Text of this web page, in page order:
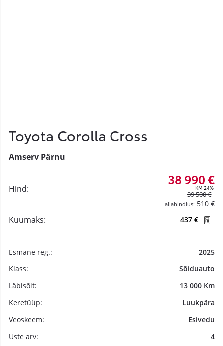
Toyota Corolla Cross
Amserv Pärnu
Hind:
38 990 €
KM 24%
39 500 €
allahindlus: 510 €
Kuumaks: 437 €
Esmane reg.:
2025
Klass:
Sõiduauto
Läbisõit:
13 000 Km
Keretüüp:
Luukpära
Veoskeem:
Esivedu
Uste arv:
4